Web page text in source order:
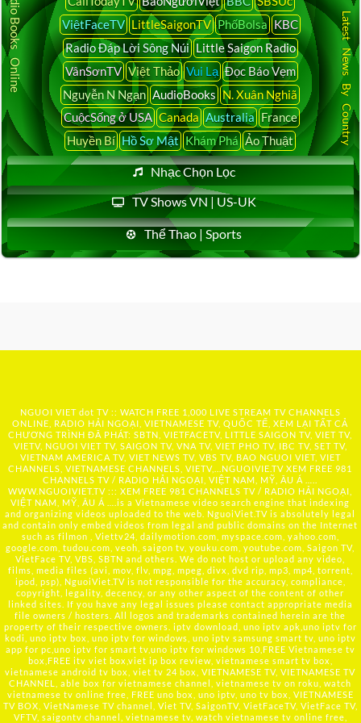
ViệtFaceTV LittleSaigonTV PhốBolsa KBC
Radio Đáp Lời Sông Núi Little Saigon Radio
VânSơnTV Việt Thảo Vui Lạ Đọc Báo Vẹm
Nguyễn N Ngạn AudioBooks N. Xuân Nghiã
CuộcSống ở USA Canada Australia France
Huyền Bí Hồ Sơ Mật Khám Phá Ảo Thuật
Nhạc Chọn Lọc
TV Shows VN | US-UK
Thể Thao | Sports
Audio Books Online Latest News By Country
NGUOI VIET dot TV :: WATCH FREE 1,000 LIVE STREAM TV CHANNELS
ONLINE, RADIO HẢI NGOẠI, VIETNAMESE TV, QUỐC TẾ, XEM LẠI TẤT CẢ
CHƯƠNG TRÌNH ĐÃ PHÁT: SBTN, VIETFACETV, LITTLE SAIGON TV, VIET TV,
VIETV, NGUOI VIET TV, SAIGON TV, VNA TV, VIET PHO TV, IBC TV, SET TV,
VIETNAM AMERICA TV, VIET NEWS TV, VBS TV, BAO NGUOI VIET, VIET
CHANNELS, VIETNAMESE CHANNELS, VIETV,... NGUOIVIE.TV XEM FREE 981
CHANNELS TV / RADIO HẢI NGOẠI, VIỆT NAM, MỸ, ÂU Á …..
WWW.NGUOIVIET.TV ::: XEM FREE 981 CHANNELS TV / RADIO HẢI NGOẠI,
VIỆT NAM, MỸ, ÂU Á ….is a Vietnamese video search engine that indexing
and organizing videos uploaded to the web. NguoiViet.TV is absolutely legal
and contain only embed videos from legal and public domains on the Internet
such as filmon , Viettv24, dailymotion.com, myspace.com, yahoo.com,
google.com, tudou.com, veoh, saigon tv, youku.com, youtube.com, Saigon TV,
VietFace TV, VBS, SBTN and others. We do not host or upload any video,
films, media files (avi, mov, flv, mpg, mpeg, divx, dvd rip, mp3, mp4, torrent,
ipod, psp), NguoiViet.TV is not responsible for the accuracy, compliance,
copyright, legality, decency, or any other aspect of the content of other
linked sites. If you have any legal issues please contact appropriate media
file owners / hosters. All logos and trademarks contained herein are the
property of their respective owners. iptv download, uno iptv apk,uno iptv for
kodi, uno iptv box, uno iptv for windows, uno iptv samsung smart tv, uno iptv
app for pc,uno iptv for smart tv,uno iptv for windows 10,FREE Vietnamese tv
box,FREE itv viet box,viet ip box review, vietnamese smart tv box,
vietnamese android tv box, viet tv 24 box, VIETNAMESE TV, VIETNAMESE TV
CHANNEL, able box for vietnamese channel, vietnamese tv on roku, watch
vietnamese tv online free, FREE uno box, uno iptv, uno tv box, VIETNAMESE
TV BOX, VietNamese TV channel, Viet TV, SaigonTV, VietFaceTV, VietFace TV,
VFTV, saigontv channel, vietnamese tv, watch vietnamese tv online free,